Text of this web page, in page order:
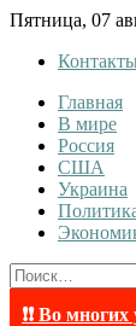
Skip
content
Пятница, 07
InfoRuss
InfoRuss —
Главная
В мире
Россия
США
Украина
Найти:
❗❗ Во